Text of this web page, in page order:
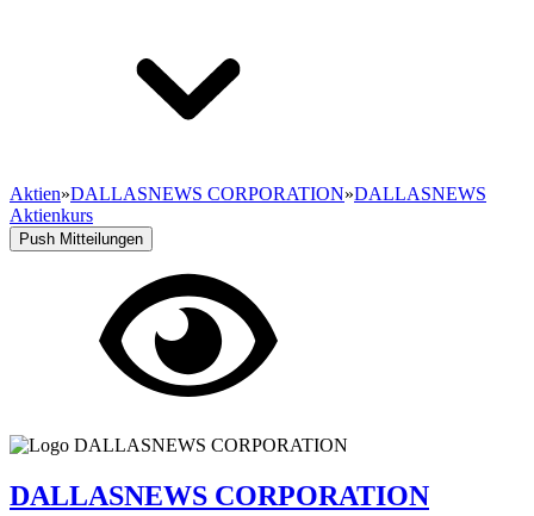
Aktien»DALLASNEWS CORPORATION»DALLASNEWS
Aktienkurs
Push Mitteilungen
DALLASNEWS CORPORATION